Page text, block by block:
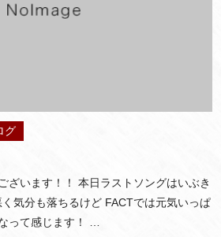
グ
ざいます！！ 本日ラストソングはいぶき
気分も落ちるけど FACTでは元気いっぱ
って感じます！ …